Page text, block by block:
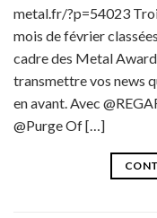
metal.fr/?p=54023
mois de février
cadre des Metal
transmettre vos news
en avant. Avec
@Purge Of […]